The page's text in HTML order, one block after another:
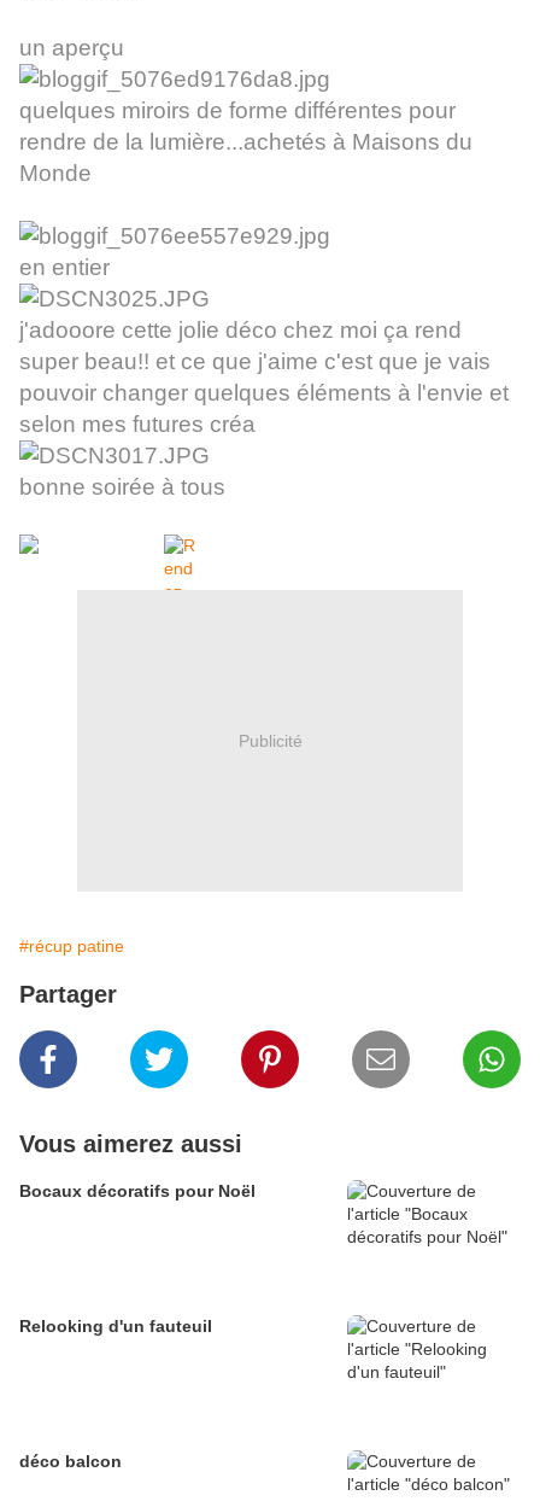
un aperçu
quelques miroirs de forme différentes pour
rendre de la lumière...achetés à Maisons du
Monde
en entier
j'adooore cette jolie déco chez moi ça rend
super beau!! et ce que j'aime c'est que je vais
pouvoir changer quelques éléments à l'envie et
selon mes futures créa
bonne soirée à tous
Publicité
#récup patine
Partager
Vous aimerez aussi
Bocaux décoratifs pour Noël
Relooking d'un fauteuil
déco balcon